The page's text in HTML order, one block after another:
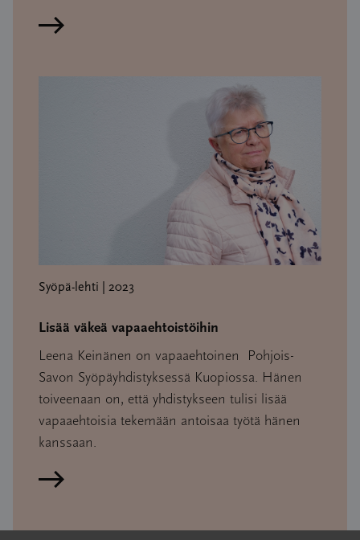
Lue artikkeli
Syöpä-lehti | 2023
Lisää väkeä vapaaehtoistöihin
Leena Keinänen on vapaaehtoinen Pohjois-
Savon Syöpäyhdistyksessä Kuopiossa. Hänen
toiveenaan on, että yhdistykseen tulisi lisää
vapaaehtoisia tekemään antoisaa työtä hänen
kanssaan.
Lue artikkeli